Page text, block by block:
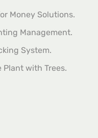
Money Solutions.
Management.
System.
Plant with Trees.